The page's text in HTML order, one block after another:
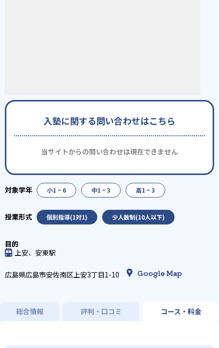
入塾に関する問い合わせはこちら
当サイトからの問い合わせは現在できません
小1 ~ 6 中1 ~ 3 高1 ~ 3
個別指導(1対1) 少人数制(10人以下)
上安、安東駅
広島県広島市安佐南区上安3丁目1-10 Google Map
総合情報 評判・口コミ コース・料金